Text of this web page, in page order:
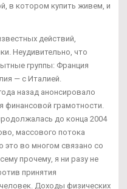
в котором купить живем, и
действий,
Неудивительно, что
группы: Франция
— с Италией.
назад анонсировало
грамотности.
до конца 2004
массового потока
это во многом связано со
прочему, я ни разу не
принятия
Доходы физических